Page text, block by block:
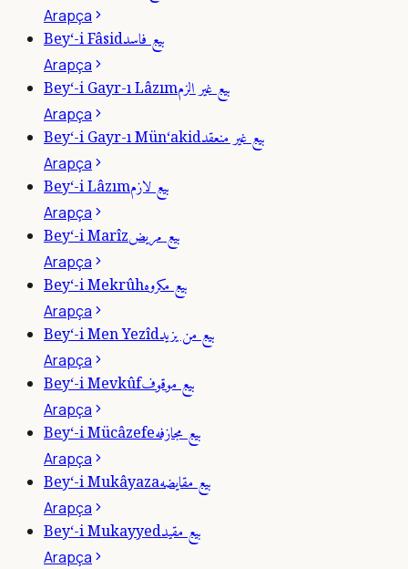
Arapça
Bey‘-i Fâsidبيع فاسد
Arapça
Bey‘-i Gayr-ı Lâzımبيع غير الزم
Arapça
Bey‘-i Gayr-ı Mün‘akidبيع غير منعقد
Arapça
Bey‘-i Lâzımبيع لازم
Arapça
Bey‘-i Marîzبيع مريض
Arapça
Bey‘-i Mekrûhبيع مكروه
Arapça
Bey‘-i Men Yezîdبيع من يزيد
Arapça
Bey‘-i Mevkûfبيع موقوف
Arapça
Bey‘-i Mücâzefeبيع مجازفه
Arapça
Bey‘-i Mukâyazaبيع مقايضه
Arapça
Bey‘-i Mukayyedبيع مقيد
Arapça